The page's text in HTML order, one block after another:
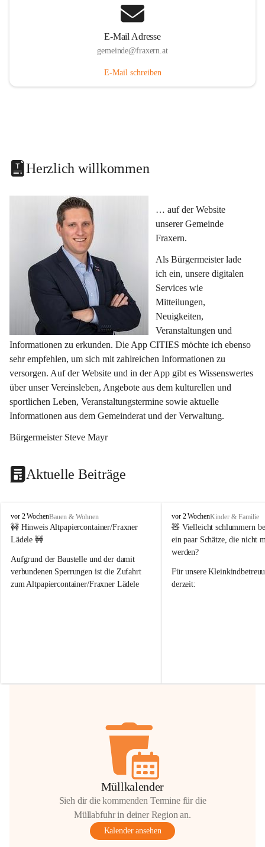
E-Mail Adresse
gemeinde@fraxern.at
E-Mail schreiben
Herzlich willkommen
… auf der Website
unserer Gemeinde
Fraxern.
Als Bürgermeister lade
ich ein, unsere digitalen
Services wie
Mitteilungen,
Neuigkeiten,
Veranstaltungen und
Informationen zu erkunden. Die App CITIES möchte ich ebenso
sehr empfehlen, um sich mit zahlreichen Informationen zu
versorgen. Auf der Website und in der App gibt es Wissenswertes
über unser Vereinsleben, Angebote aus dem kulturellen und
sportlichen Leben, Veranstaltungstermine sowie aktuelle
Informationen aus dem Gemeinderat und der Verwaltung.
Bürgermeister Steve Mayr
Aktuelle Beiträge
F
r
a
e
r
n
vor 2 WochenBauen & Wohnen
🚧 Hinweis Altpapiercontainer/Fraxner
Lädele 🚧
Aufgrund der Baustelle und der damit
verbundenen Sperrungen ist die Zufahrt
zum Altpapiercontainer/Fraxner Lädele
Hilfsbereitschaft!
F
r
a
x
r
n
vor 2 WochenKinder & Familie
🧸 Vielleicht schlummern
ein paar Schätze, die nicht
werden?
Für unsere
derzeit:
Müllkalender
Sieh dir die kommenden Termine für die
Müllabfuhr in deiner Region an.
Kalender ansehen